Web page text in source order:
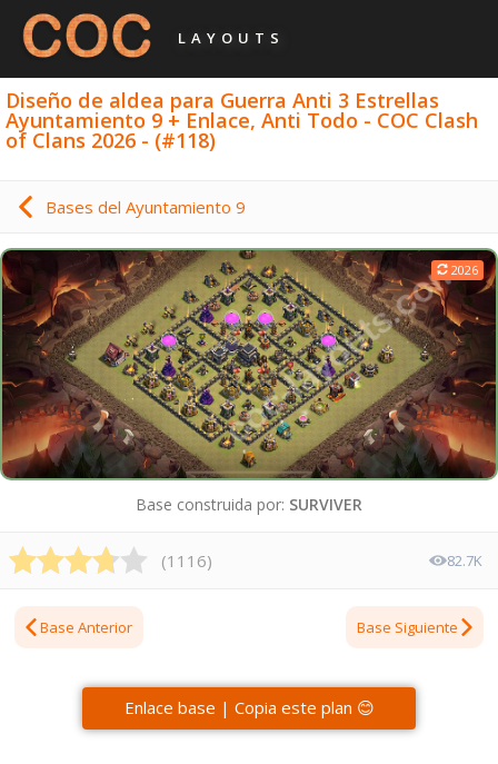
LAYOUTS
Diseño de aldea para Guerra Anti 3 Estrellas
Ayuntamiento 9 + Enlace, Anti Todo - COC Clash
of Clans 2026 - (#118)
Bases del Ayuntamiento 9
2026
Base construida por: SURVIVER
(1116) 82.7K
Base Anterior Base Siguiente
Enlace base | Copia este plan 😊